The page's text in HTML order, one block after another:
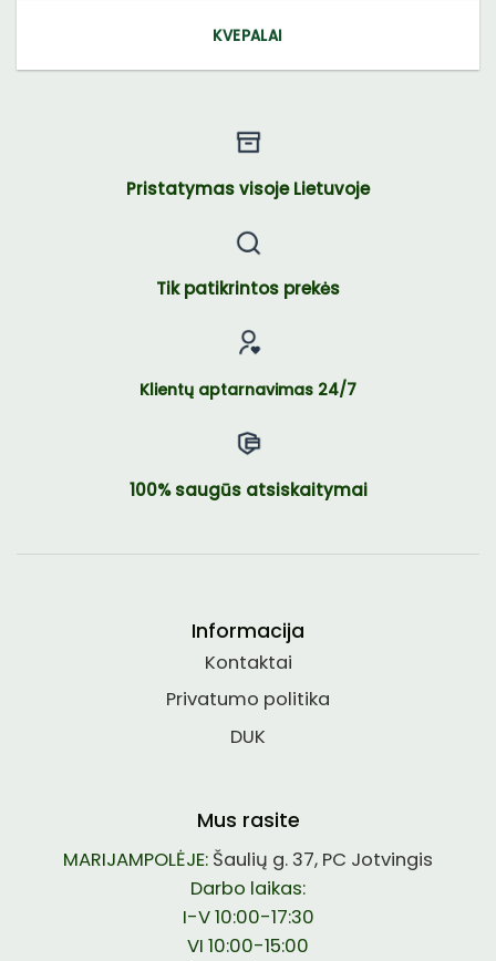
KVEPALAI
Pristatymas visoje Lietuvoje
Tik patikrintos prekės
Klientų aptarnavimas 24/7
100% saugūs atsiskaitymai
Informacija
Kontaktai
Privatumo politika
DUK
Mus rasite
MARIJAMPOLĖJE: Šaulių g. 37, PC Jotvingis
Darbo laikas:
I-V 10:00-17:30
VI 10:00-15:00